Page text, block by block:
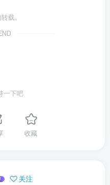
载。
一下吧
收藏
关注